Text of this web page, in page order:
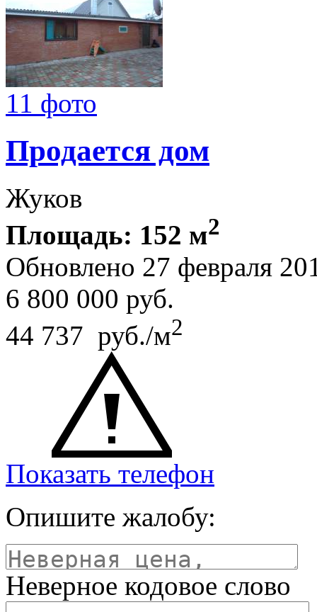
11 фото
Продается дом
Жуков
Площадь: 152 м2
Обновлено 27 февраля
6 800 000 руб.
44 737 руб./м2
Показать телефон
Опишите жалобу:
Неверное кодовое слово